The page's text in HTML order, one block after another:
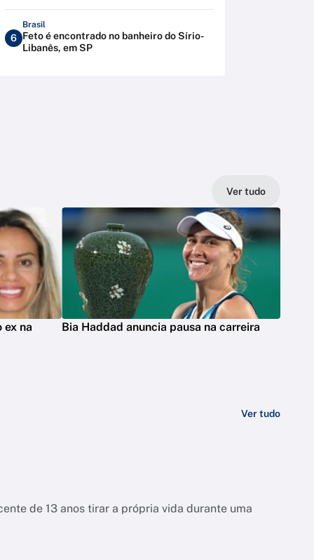
6
Brasil
Feto é encontrado no banheiro do Sírio-
Libanês, em SP
Ver tudo
ex na
Bia Haddad anuncia pausa na carreira
Ver tudo
de 13 anos tirar a própria vida durante uma